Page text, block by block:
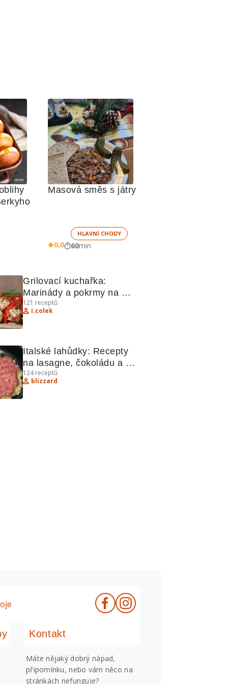
Masová směs s játry
HLAVNÍ CHODY
0,0 60min
Grilovací kuchařka:
Marinády a pokrmy na
grilu
121 receptů
i.colek
Italské lahůdky: Recepty
na lasagne, čokoládu a
tvarohové koláče
124receptů
blizzard
Kontakt
Máte nějaký dobrý nápad,
připomínku, nebo vám něco na
stránkách nefunguje?